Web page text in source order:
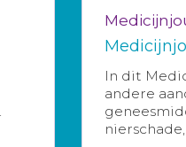
In dit
andere
nierschade,